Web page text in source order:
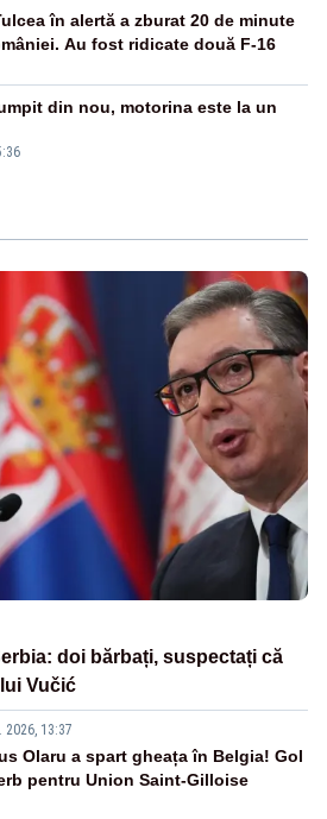
în alertă a zburat 20 de minute
Au fost ridicate două F-16
din nou, motorina este la un
doi bărbați, suspectați că
Vučić
2026, 13:37
Olaru a spart gheața în Belgia! Gol
pentru Union Saint-Gilloise